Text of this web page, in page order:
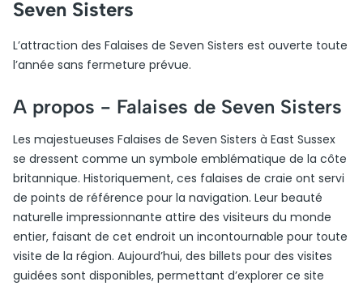
Seven Sisters
L’attraction des Falaises de Seven Sisters est ouverte toute
l’année sans fermeture prévue.
A propos - Falaises de Seven Sisters
Les majestueuses Falaises de Seven Sisters à East Sussex
se dressent comme un symbole emblématique de la côte
britannique. Historiquement, ces falaises de craie ont servi
de points de référence pour la navigation. Leur beauté
naturelle impressionnante attire des visiteurs du monde
entier, faisant de cet endroit un incontournable pour toute
visite de la région. Aujourd’hui, des billets pour des visites
guidées sont disponibles, permettant d’explorer ce site